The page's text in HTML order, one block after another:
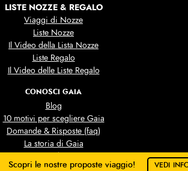
Scopri le nostre proposte viaggio! VEDI
LISTE NOZZE & REGALO
Viaggi di Nozze
Liste Nozze
Il Video della Lista Nozze
Liste Regalo
Il Video delle Liste Regalo
CONOSCI GAIA
Blog
10 motivi per scegliere Gaia
Domande & Risposte (faq)
La storia di Gaia
Lo Staff di Gaia